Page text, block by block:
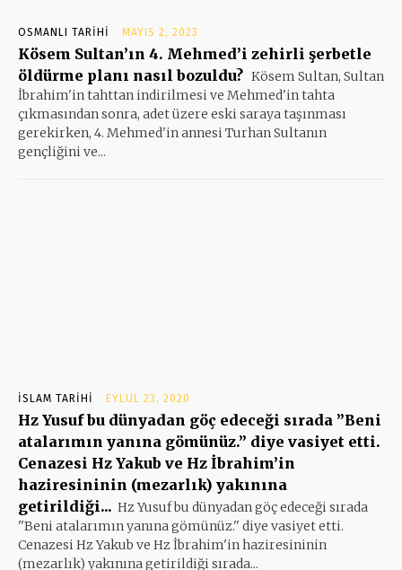
OSMANLI TARIHI MAYIS 2, 2023
Kösem Sultan’ın 4. Mehmed’i zehirli şerbetle
öldürme planı nasıl bozuldu? Kösem Sultan, Sultan
İbrahim'in tahttan indirilmesi ve Mehmed'in tahta
çıkmasından sonra, adet üzere eski saraya taşınması
gerekirken, 4. Mehmed'in annesi Turhan Sultanın
gençliğini ve...
İSLAM TARIHI EYLÜL 23, 2020
Hz Yusuf bu dünyadan göç edeceği sırada ”Beni
atalarımın yanına gömünüz.” diye vasiyet etti.
Cenazesi Hz Yakub ve Hz İbrahim’in
haziresininin (mezarlık) yakınına
getirildiği... Hz Yusuf bu dünyadan göç edeceği sırada
''Beni atalarımın yanına gömünüz.'' diye vasiyet etti.
Cenazesi Hz Yakub ve Hz İbrahim'in haziresininin
(mezarlık) yakınına getirildiği sırada...